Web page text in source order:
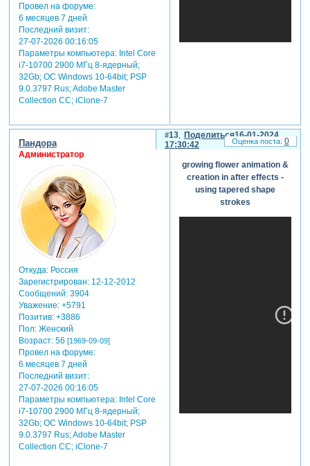
Провел на форуме:
6 месяцев 7 дней
Последний визит:
27-07-2026 00:16:05
Параметры компьютера:Intel Core
i7-10700 2900 МГц 8-ядерный;
32Gb; ОС Windows 10-64bit; PSP
9.0.3797 Rus; Adobe Master
Collection СС; iClone-7
Поделиться
13
16-01-2024
17:30:42
Пандора
Администратор
Откуда:Россия
Зарегистрирован: 12-12-2012
Сообщений:3904
Уважение: +5791
Позитив: +3886
Пол:Женский
Возраст:56 [1969-09-09]
Провел на форуме:
6 месяцев 7 дней
Последний визит:
27-07-2026 00:16:05
Параметры компьютера:Intel Core
i7-10700 2900 МГц 8-ядерный;
32Gb; ОС Windows 10-64bit; PSP
9.0.3797 Rus; Adobe Master
Collection СС; iClone-7
growing flower animation &
creation in after effects -
using tapered shape
strokes
0